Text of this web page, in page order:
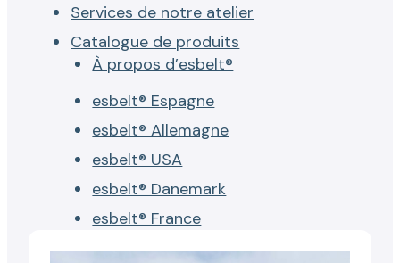
Services de notre atelier
Catalogue de produits
À propos d’esbelt®
esbelt® Espagne
esbelt® Allemagne
esbelt® USA
esbelt® Danemark
esbelt® France